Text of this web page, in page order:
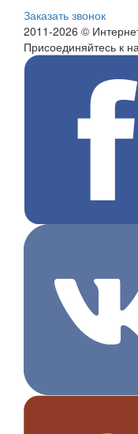
Заказать звонок
2011-2026 ©
Присоединяйтесь к